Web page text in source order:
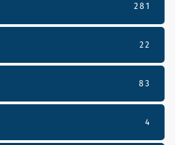
281
22
83
4